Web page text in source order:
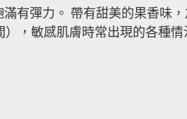
有彈力。 帶有甜美的果香味
，敏感肌膚時常出現的各種